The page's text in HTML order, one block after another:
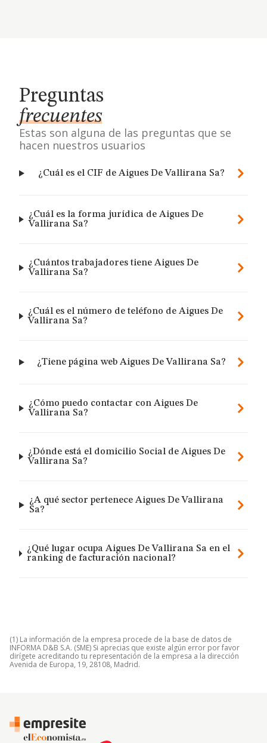
Preguntas
frecuentes
Estas son alguna de las preguntas que se
hacen nuestros usuarios
¿Cuál es el CIF de Aigues De Vallirana Sa?
¿Cuál es la forma jurídica de Aigues De
Vallirana Sa?
¿Cuántos trabajadores tiene Aigues De
Vallirana Sa?
¿Cuál es el número de teléfono de Aigues De
Vallirana Sa?
¿Tiene página web Aigues De Vallirana Sa?
¿Cómo puedo contactar con Aigues De
Vallirana Sa?
¿Dónde está el domicilio Social de Aigues De
Vallirana Sa?
¿A qué sector pertenece Aigues De Vallirana
Sa?
¿Qué lugar ocupa Aigues De Vallirana Sa en el
ranking de facturación nacional?
(1) La información de la empresa procede de la base de datos de
INFORMA D&B S.A. (SME) Si aprecias que existe algún error por favor
dirígete acreditando tu representación de la empresa a la dirección
Avenida de Europa, 19, 28108, Madrid.